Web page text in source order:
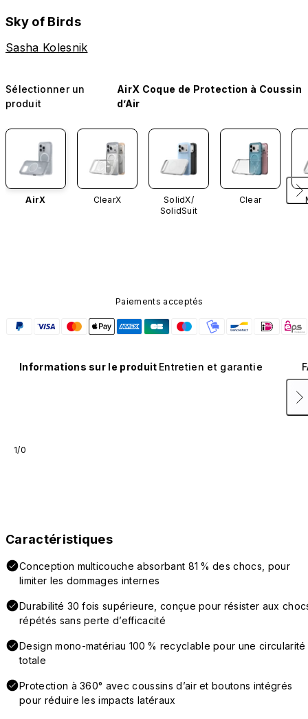
Sky of Birds
Sasha Kolesnik
Sélectionner un
produit
AirX Coque de Protection à Coussin
d’Air
AirX ClearX
SolidX/
SolidSuit
Clear
Paiements acceptés
Informations sur le produit Entretien et garantie
1/0
Caractéristiques
Conception multicouche absorbant 81 % des chocs, pour
limiter les dommages internes
Durabilité 30 fois supérieure, conçue pour résister aux
répétés sans perte d’efficacité
Design mono-matériau 100 % recyclable pour une circularité
totale
Protection à 360° avec coussins d’air et boutons intégrés
pour réduire les impacts latéraux